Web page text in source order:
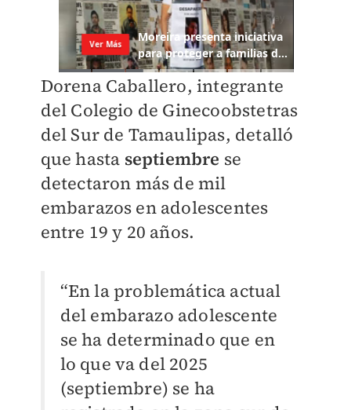
Dorena Caballero, integrante
del Colegio de Ginecoobstetras
del Sur de Tamaulipas, detalló
que hasta septiembre se
detectaron más de mil
embarazos en adolescentes
entre 19 y 20 años.
“En la problemática actual
del embarazo adolescente
se ha determinado que en
lo que va del 2025
(septiembre) se ha